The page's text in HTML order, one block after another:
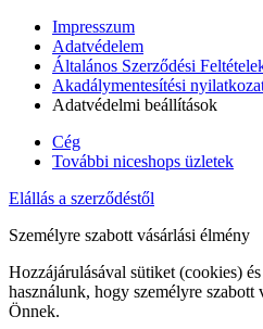
Impresszum
Adatvédelem
Általános Szerződési
Akadálymentesítési
Adatvédelmi beállítások
Cég
További niceshops üzletek
Elállás a szerződéstől
Személyre szabott vásárlási élmény
Hozzájárulásával sütiket (cookies)
használunk, hogy személyre
Önnek.